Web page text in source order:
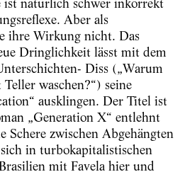
ist natürlich schwer inkorrekt
Aber als
ihre Wirkung nicht. Das
Dringlichkeit lässt mit dem
Diss („Warum
waschen?“) seine
ausklingen. Der Titel ist
„Generation X“ entlehnt
Schere zwischen Abgehängten
in turbokapitalistischen
mit Favela hier und